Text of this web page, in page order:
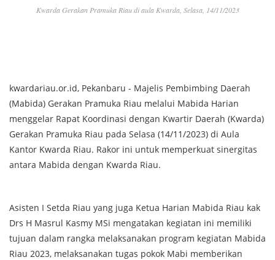
Kwarda Gerakan Pramuka Riau di aula Kwarda, Selasa, 14/11/2023
kwardariau.or.id, Pekanbaru - Majelis Pembimbing Daerah
(Mabida) Gerakan Pramuka Riau melalui Mabida Harian
menggelar Rapat Koordinasi dengan Kwartir Daerah (Kwarda)
Gerakan Pramuka Riau pada Selasa (14/11/2023) di Aula
Kantor Kwarda Riau. Rakor ini untuk memperkuat sinergitas
antara Mabida dengan Kwarda Riau.
Asisten I Setda Riau yang juga Ketua Harian Mabida Riau kak
Drs H Masrul Kasmy MSi mengatakan kegiatan ini memiliki
tujuan dalam rangka melaksanakan program kegiatan Mabida
Riau 2023, melaksanakan tugas pokok Mabi memberikan